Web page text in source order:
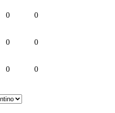
0 0
0 0
0 0